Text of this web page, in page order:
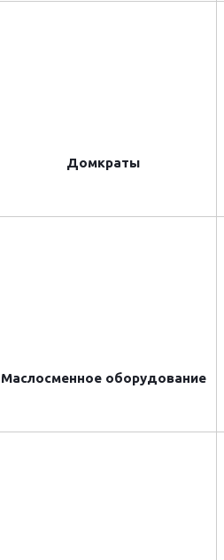
Домкраты
Маслосменное оборудование